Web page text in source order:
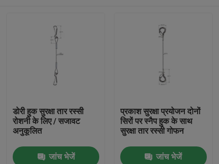
डोरी हुक सुरक्षा तार रस्सी
रोशनी के लिए / सजावट
अनुकूलित
जांच भेजें
प्रकाश सुरक्षा प्रयोजन दोनों
सिरों पर स्नैप हुक के साथ
सुरक्षा तार रस्सी गोफन
जांच भेजें